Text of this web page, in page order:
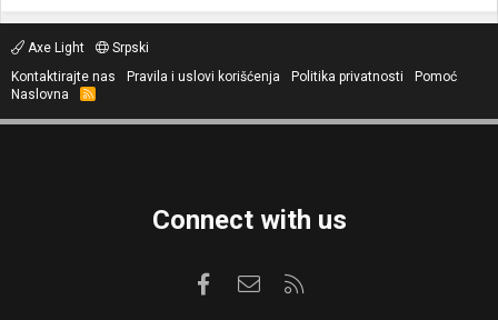
Axe Light
Srpski
Kontaktirajte nas
Pravila i uslovi korišćenja Politika privatnosti
Pomoć
Naslovna
R
S
Connect with us
FacebookKontaktirajte nas